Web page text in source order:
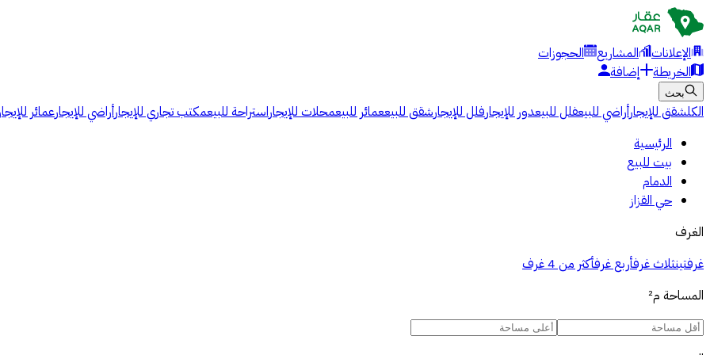
الإعلانات المشاريع
الحجوزات
الخريطة
إضافة
بحث
الكلشقق للإيجارأراضي للبيعفلل للبيعدور للإيجارفلل للإيجارشقق للبيععمائر للبيعمحلات للإيجاراستراحة للبيعمكتب تجاري للإيجارأراضي للإيجارعمائر للإيجار
الرئيسية
بيت للبيع
الدمام
حي القزاز
الغرف
غرفتينثلاث غرفأربع غرفأكثر من 4 غرف
المساحة م²